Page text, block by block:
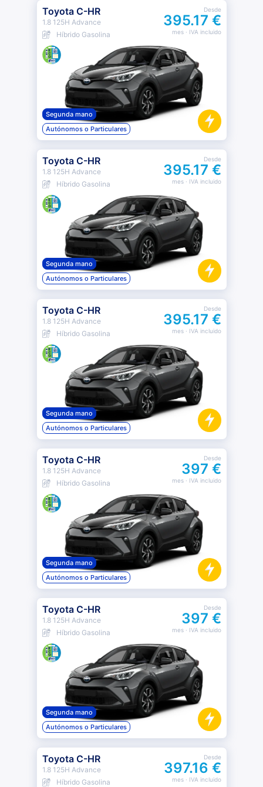
Toyota C-HR
1.8 125H Advance
Híbrido Gasolina
Desde
395.17 €
mes· IVA incluido
Segunda mano
Autónomos o Particulares
Toyota C-HR
1.8 125H Advance
Híbrido Gasolina
Desde
395.17 €
mes· IVA incluido
Segunda mano
Autónomos o Particulares
Toyota C-HR
1.8 125H Advance
Híbrido Gasolina
Desde
395.17 €
mes· IVA incluido
Segunda mano
Autónomos o Particulares
Toyota C-HR
1.8 125H Advance
Híbrido Gasolina
Desde
397 €
mes· IVA incluido
Segunda mano
Autónomos o Particulares
Toyota C-HR
1.8 125H Advance
Híbrido Gasolina
Desde
397 €
mes· IVA incluido
Segunda mano
Autónomos o Particulares
Toyota C-HR
1.8 125H Advance
Híbrido Gasolina
Desde
397.16 €
mes· IVA incluido